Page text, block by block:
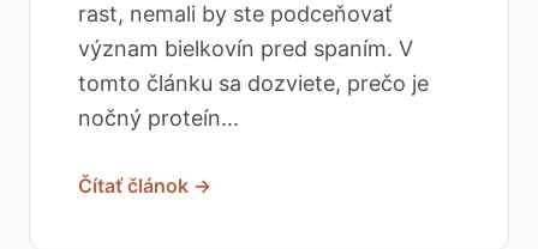
rast, nemali by ste podceňovať
význam bielkovín pred spaním. V
tomto článku sa dozviete, prečo je
nočný proteín...
Čítať článok →